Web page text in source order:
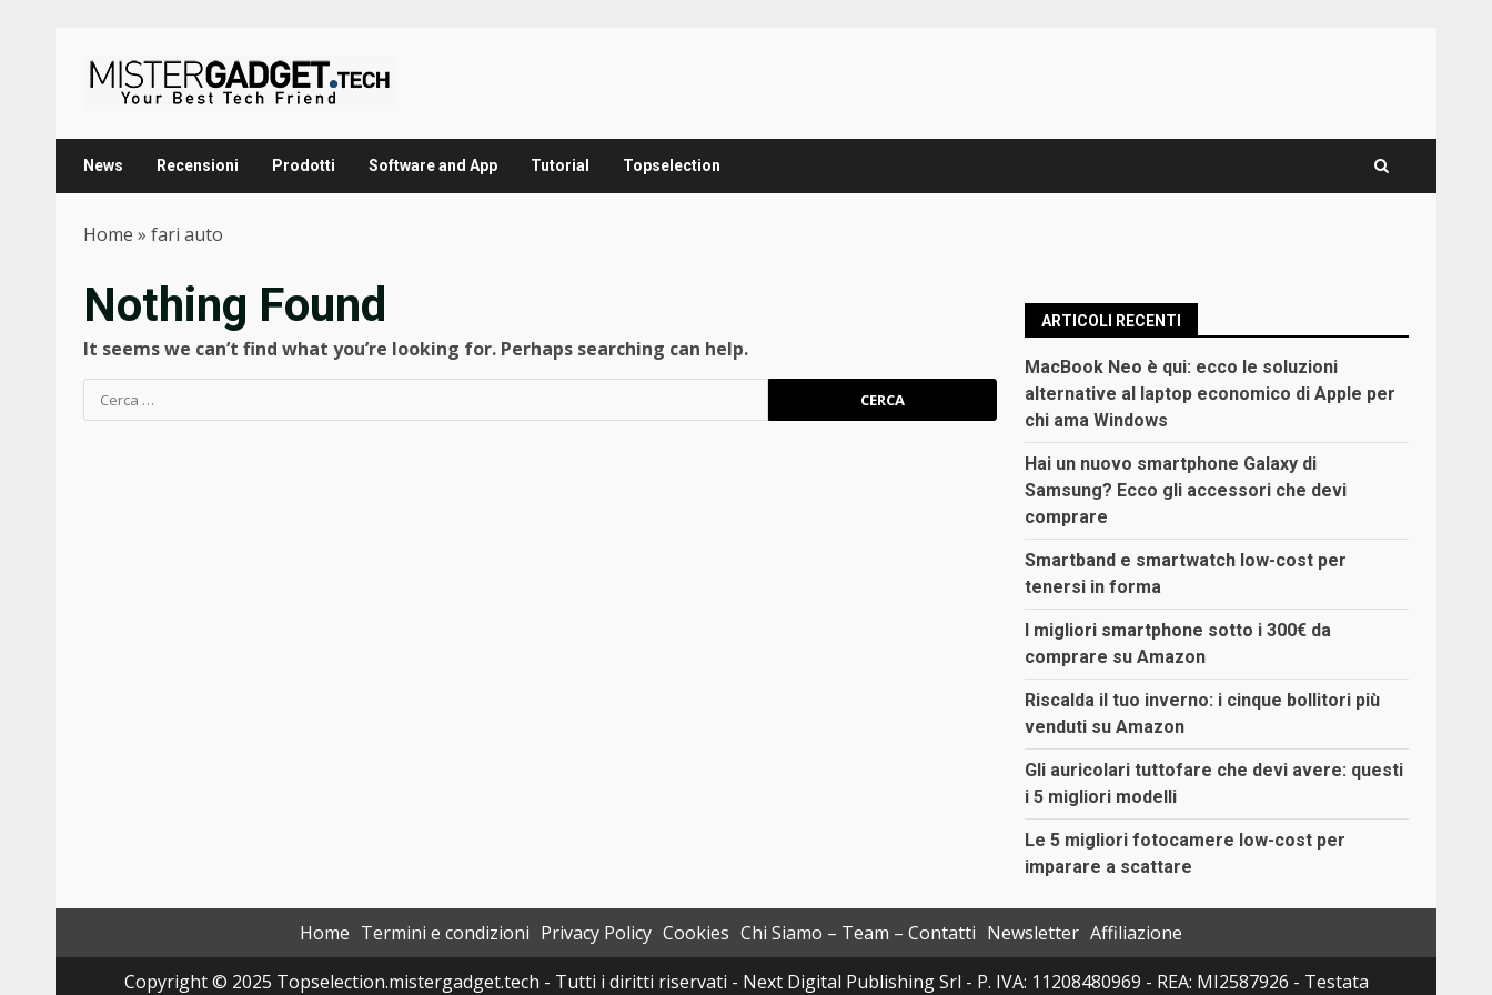
content
News Recensioni Prodotti Software and App Tutorial Topselection
Home » fari auto
Nothing Found
It seems we can’t find what you’re looking for. Perhaps searching can help.
Ricerca
per:
ARTICOLI RECENTI
MacBook Neo è qui: ecco le soluzioni
alternative al laptop economico di Apple per
chi ama Windows
Hai un nuovo smartphone Galaxy di
Samsung? Ecco gli accessori che devi
comprare
Smartband e smartwatch low-cost per
tenersi in forma
I migliori smartphone sotto i 300€ da
comprare su Amazon
Riscalda il tuo inverno: i cinque bollitori più
venduti su Amazon
Gli auricolari tuttofare che devi avere: questi
i 5 migliori modelli
Le 5 migliori fotocamere low-cost per
imparare a scattare
Home Termini e condizioni Privacy Policy Cookies Chi Siamo – Team – Contatti Newsletter Affiliazione
Copyright © 2025 Topselection.mistergadget.tech - Tutti i diritti riservati - Next Digital Publishing Srl - P. IVA: 11208480969 - REA: MI2587926 - Testata